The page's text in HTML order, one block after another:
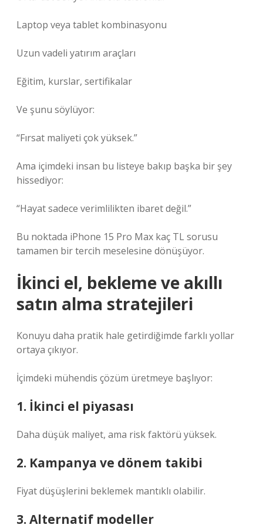
Laptop veya tablet kombinasyonu
Uzun vadeli yatırım araçları
Eğitim, kurslar, sertifikalar
Ve şunu söylüyor:
“Fırsat maliyeti çok yüksek.”
Ama içimdeki insan bu listeye bakıp başka bir şey
hissediyor:
“Hayat sadece verimlilikten ibaret değil.”
Bu noktada iPhone 15 Pro Max kaç TL sorusu
tamamen bir tercih meselesine dönüşüyor.
İkinci el, bekleme ve akıllı
satın alma stratejileri
Konuyu daha pratik hale getirdiğimde farklı yollar
ortaya çıkıyor.
İçimdeki mühendis çözüm üretmeye başlıyor:
1. İkinci el piyasası
Daha düşük maliyet, ama risk faktörü yüksek.
2. Kampanya ve dönem takibi
Fiyat düşüşlerini beklemek mantıklı olabilir.
3. Alternatif modeller